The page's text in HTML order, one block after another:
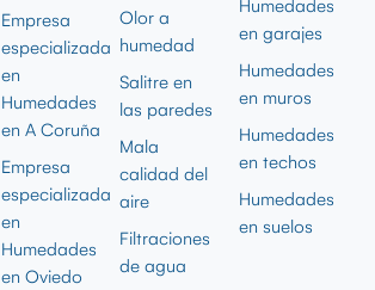
Empresa
especializada
en
Humedades
en A Coruña
Empresa
especializada
en
Humedades
en Oviedo
Olor a
humedad
Salitre en
las paredes
Mala
calidad del
aire
Filtraciones
de agua
Humedades
en garajes
Humedades
en muros
Humedades
en techos
Humedades
en suelos